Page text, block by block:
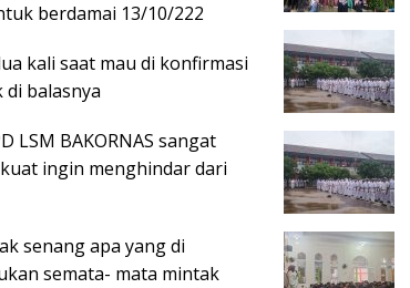
berdamai 13/10/222
kali saat mau di konfirmasi
balasnya
LSM BAKORNAS sangat
ingin menghindar dari
senang apa yang di
semata- mata mintak